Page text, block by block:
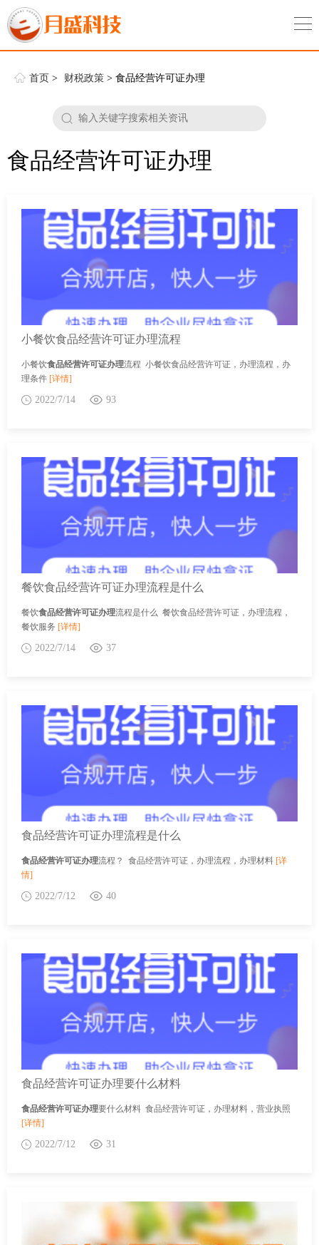
首页 > 财税政策 > 食品经营许可证办理
食品经营许可证办理
小餐饮食品经营许可证办理流程
小餐饮食品经营许可证办理流程 小餐饮食品经营许可证，办理流程，办
理条件 [详情]
2022/7/14 93
餐饮食品经营许可证办理流程是什么
餐饮食品经营许可证办理流程是什么 餐饮食品经营许可证，办理流程，
餐饮服务 [详情]
2022/7/14 37
食品经营许可证办理流程是什么
食品经营许可证办理流程？ 食品经营许可证，办理流程，办理材料 [详
情]
2022/7/12 40
食品经营许可证办理要什么材料
食品经营许可证办理要什么材料 食品经营许可证，办理材料，营业执照
[详情]
2022/7/12 31